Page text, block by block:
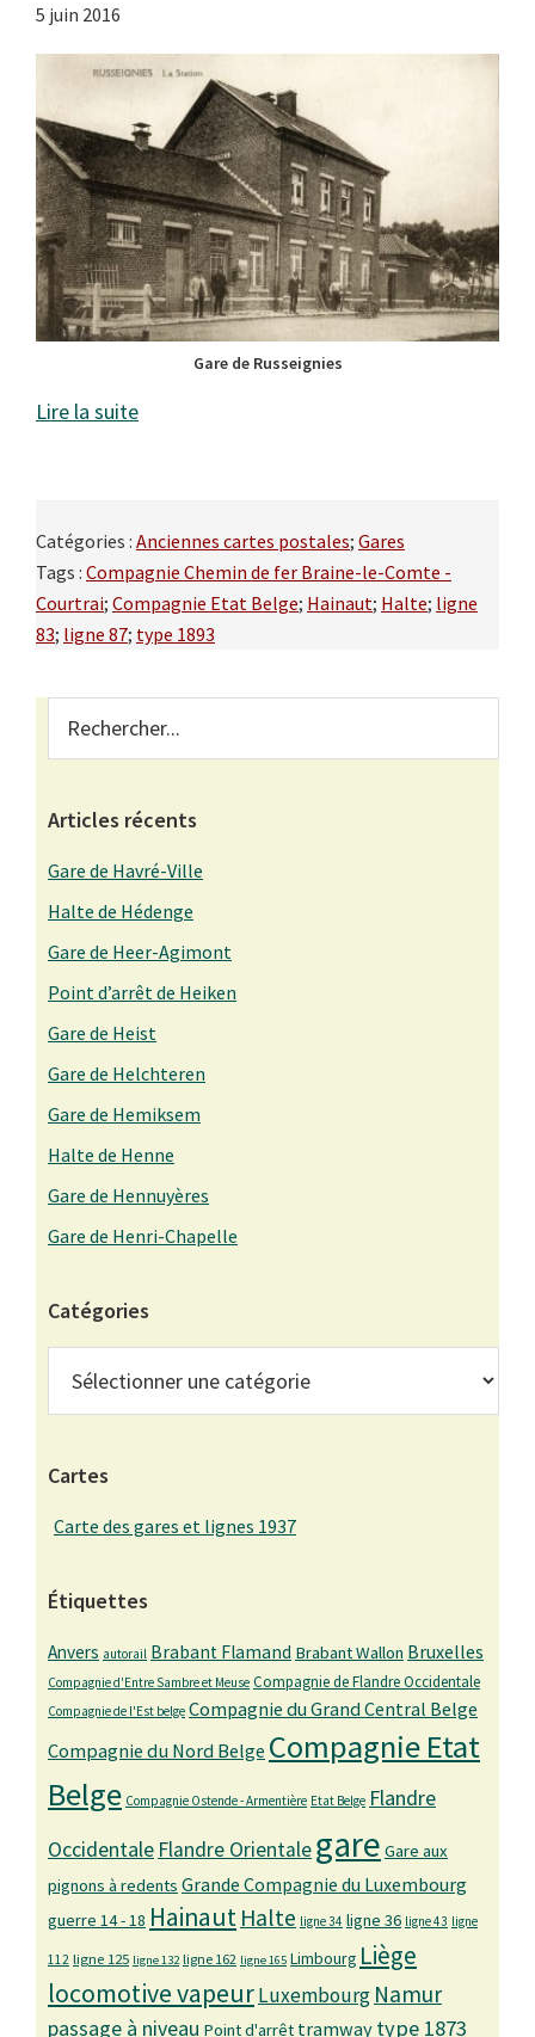
5 juin 2016
Gare de Russeignies
Lire la suite
Catégories : Anciennes cartes postales; Gares
Tags : Compagnie Chemin de fer Braine-le-Comte -
Courtrai; Compagnie Etat Belge; Hainaut; Halte; ligne
83; ligne 87; type 1893
Primary
Sidebar
Articles récents
Gare de Havré-Ville
Halte de Hédenge
Gare de Heer-Agimont
Point d’arrêt de Heiken
Gare de Heist
Gare de Helchteren
Gare de Hemiksem
Halte de Henne
Gare de Hennuyères
Gare de Henri-Chapelle
Catégories
Cartes
Carte des gares et lignes 1937
Étiquettes
Anvers autorail Brabant Flamand Brabant Wallon Bruxelles
Compagnie d'Entre Sambre et Meuse Compagnie de Flandre Occidentale
Compagnie de l'Est belge Compagnie du Grand Central Belge
Compagnie du Nord Belge Compagnie Etat
Belge Compagnie Ostende - Armentière Etat Belge Flandre
Occidentale Flandre Orientalegare Gare aux
pignons à redents Grande Compagnie du Luxembourg
guerre 14 - 18 Hainaut Halte ligne 34 ligne 36 ligne 43 ligne
112 ligne 125 ligne 132 ligne 162 ligne 165 Limbourg Liège
locomotive vapeurLuxembourg Namur
passage à niveau Point d'arrêt tramway type 1873